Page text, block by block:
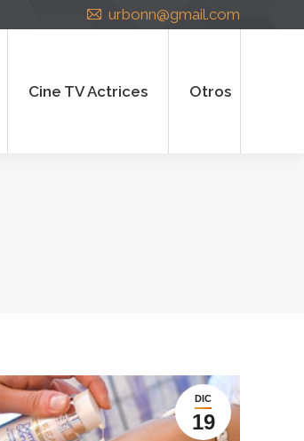
urbonn@gmail.com
Cine TV Actrices Otros
DIC
19
Cine TV Actrices Otros